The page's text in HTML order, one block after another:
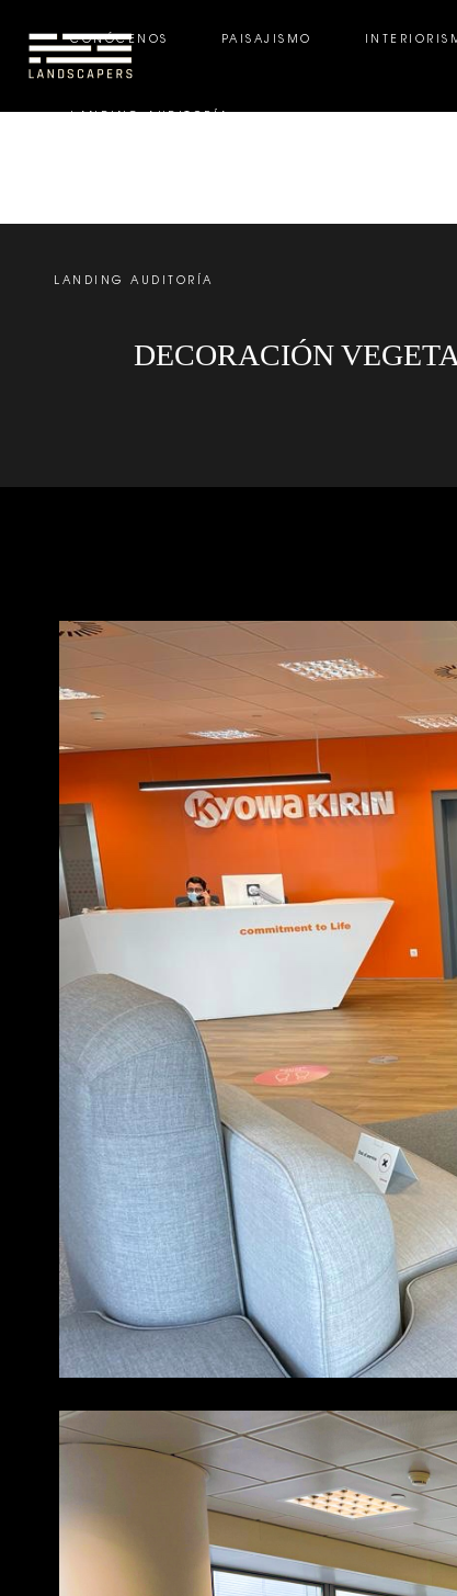
LANDING AUDITORÍA
CONÓCENOS PAISAJISMO
LANDING AUDITORÍA
DECORACIÓN